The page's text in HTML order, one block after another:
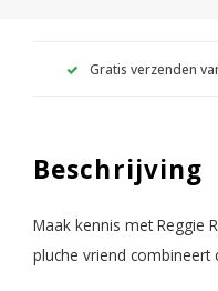
Gratis verzenden
Beschrijving
Maak kennis met Reggie
pluche vriend